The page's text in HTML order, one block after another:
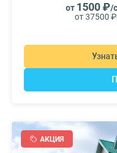
от 1500 ₽/
от 37500 ₽
АКЦИЯ